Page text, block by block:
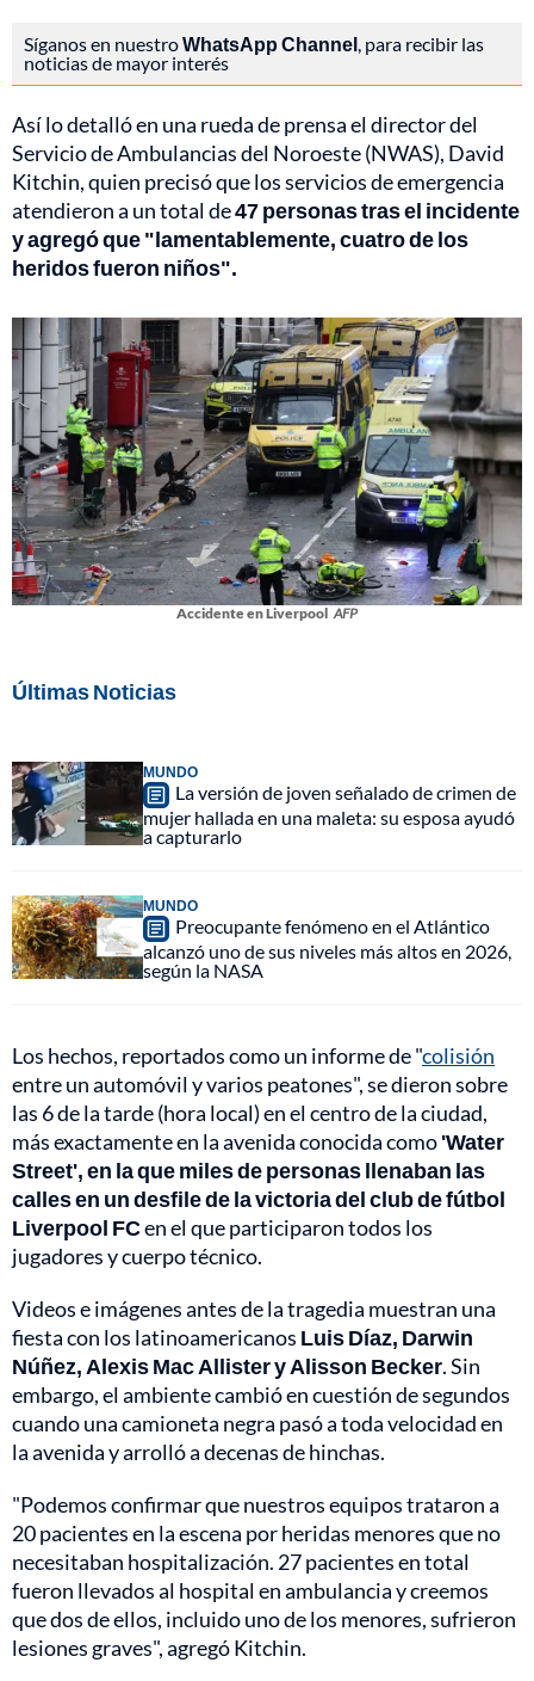
Síganos en nuestroWhatsApp Channel, para recibir las
noticias de mayor interés
Así lo detalló en una rueda de prensa el director del
Servicio de Ambulancias del Noroeste (NWAS), David
Kitchin, quien precisó que los servicios de emergencia
atendieron a un total de47 personas tras el incidente
y agregó que "lamentablemente, cuatro de los
heridos fueron niños".
Accidente en Liverpool AFP
Últimas Noticias
MUNDO
La versión de joven señalado de crimen de
mujer hallada en una maleta: su esposa ayudó
a capturarlo
MUNDO
Preocupante fenómeno en el Atlántico
alcanzó uno de sus niveles más altos en 2026,
según la NASA
Los hechos, reportados como un informe de "colisión
entre un automóvil y varios peatones", se dieron sobre
las 6 de la tarde (hora local) en el centro de la ciudad,
más exactamente en la avenida conocida como'Water
Street', en la que miles de personas llenaban las
calles en un desfile de la victoria del club de fútbol
Liverpool FCen el que participaron todos los
jugadores y cuerpo técnico.
Videos e imágenes antes de la tragedia muestran una
fiesta con los latinoamericanos Luis Díaz, Darwin
Núñez, Alexis Mac Allister y Alisson Becker. Sin
embargo, el ambiente cambió en cuestión de segundos
cuando una camioneta negra pasó a toda velocidad en
la avenida y arrolló a decenas de hinchas.
"Podemos confirmar que nuestros equipos trataron a
20 pacientes en la escena por heridas menores que no
necesitaban hospitalización. 27 pacientes en total
fueron llevados al hospital en ambulancia y creemos
que dos de ellos, incluido uno de los menores, sufrieron
lesiones graves", agregó Kitchin.